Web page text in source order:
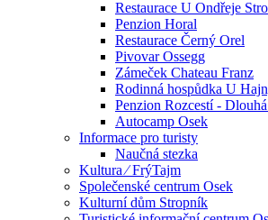
Restaurace U Ondřeje
Penzion Horal
Restaurace Černý Orel
Pivovar Ossegg
Zámeček Chateau Franz
Rodinná hospůdka U
Penzion Rozcestí -
Autocamp Osek
Informace pro turisty
Naučná stezka
Kultura ⁄ FrýTajm
Společenské centrum Osek
Kulturní dům Stropník